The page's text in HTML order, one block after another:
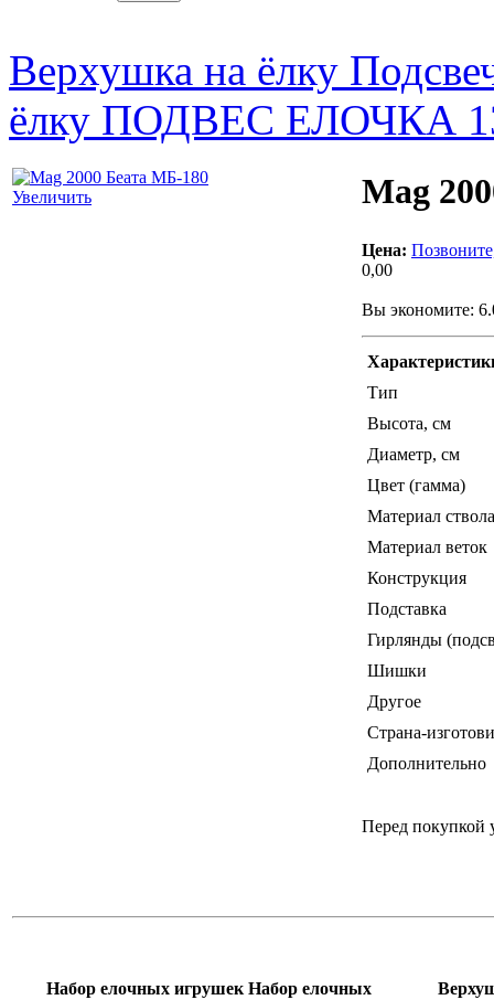
Верхушка на ёлку
ёлку ПОДВЕС ЕЛОЧКА
Увеличить Mag
Цена:
0,00
Вы экономите:
Тип
Высота, см
Диаметр, см
Цвет (гамма)
Материал ствола
Материал веток
Конструкция
Подставка
Гирлянды
Шишки
Другое
Страна-
Дополнительно
Перед покупкой
Набор елочных игрушек Набор елочных